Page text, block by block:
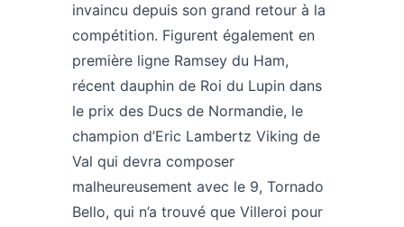
invaincu depuis son grand retour à la
compétition. Figurent également en
première ligne Ramsey du Ham,
récent dauphin de Roi du Lupin dans
le prix des Ducs de Normandie, le
champion d’Eric Lambertz Viking de
Val qui devra composer
malheureusement avec le 9, Tornado
Bello, qui n’a trouvé que Villeroi pour